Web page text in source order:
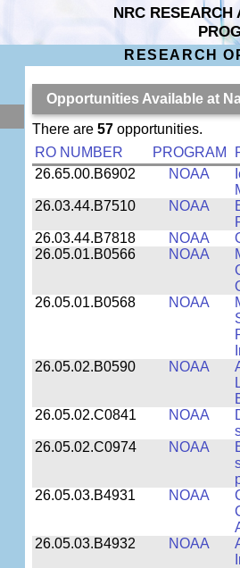
NRC RESEARCH
RESEARCH
Opportunities Available at
There are 57opportunities.
RO NUMBER
PROGRAM
26.65.00.B6902
NOAA
26.03.44.B7510
NOAA
26.03.44.B7818
NOAA
26.05.01.B0566
NOAA
26.05.01.B0568
NOAA
26.05.02.B0590
NOAA
26.05.02.C0841
NOAA
26.05.02.C0974
NOAA
26.05.03.B4931
NOAA
26.05.03.B4932
NOAA